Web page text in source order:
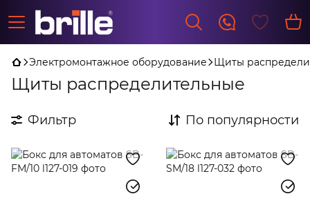
Электромонтажное оборудование Щиты
Щиты распределительные
Фильтр По популярности